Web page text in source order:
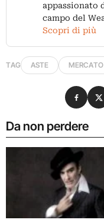
appassionato
campo del
Scopri di più
TAG ASTE MERCATO
Da non perdere